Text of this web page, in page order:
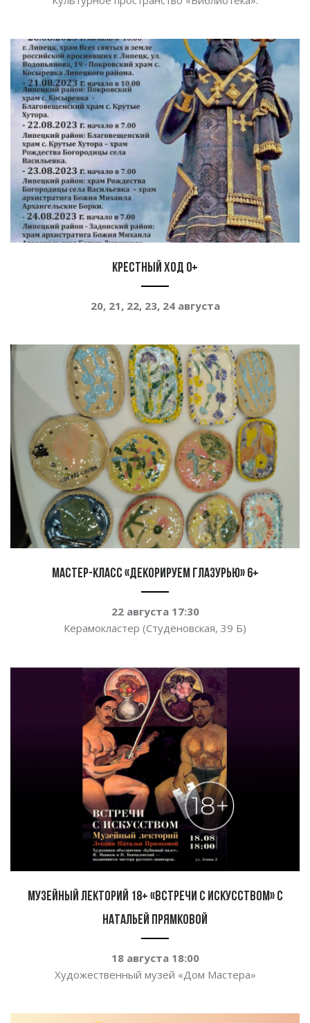
Крестный ход 0+
20, 21, 22, 23, 24 августа
Мастер-класс «Декорируем глазурью» 6+
22 августа 17:30
Керамокластер (Студёновская, 39 Б)
Музейный лекторий 18+ «Встречи с искусством» с
Натальей Прямковой
18 августа 18:00
Художественный музей «Дом Мастера»